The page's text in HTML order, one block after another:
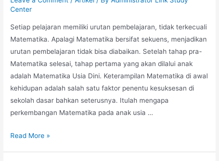
Center
Setiap pelajaran memiliki urutan pembelajaran, tidak terkecuali
Matematika. Apalagi Matematika bersifat sekuens, menjadikan
urutan pembelajaran tidak bisa diabaikan. Setelah tahap pra-
Matematika selesai, tahap pertama yang akan dilalui anak
adalah Matematika Usia Dini. Keterampilan Matematika di awal
kehidupan adalah salah satu faktor penentu kesuksesan di
sekolah dasar bahkan seterusnya. Itulah mengapa
perkembangan Matematika pada anak usia …
Bagaimana
Read More »